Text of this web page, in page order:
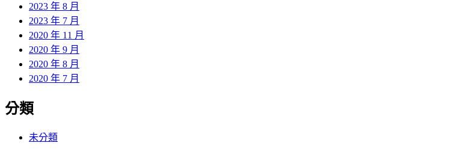
2023 年 8 月
2023 年 7 月
2020 年 11 月
2020 年 9 月
2020 年 8 月
2020 年 7 月
分類
未分類